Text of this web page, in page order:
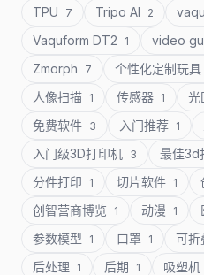
TPU 7 Tripo AI 2
Vaquform DT2 1 video
Zmorph 7 个性化定制玩具
人像扫描 1 传感器 1 光
免费软件 3 入门推荐 1
入门级3D打印机 3 最佳3d
分件打印 1 切片软件 1
创智营商博览 1 动漫 1
参数模型 1 口罩 1 可折
后处理 1 后期 1 吸塑机